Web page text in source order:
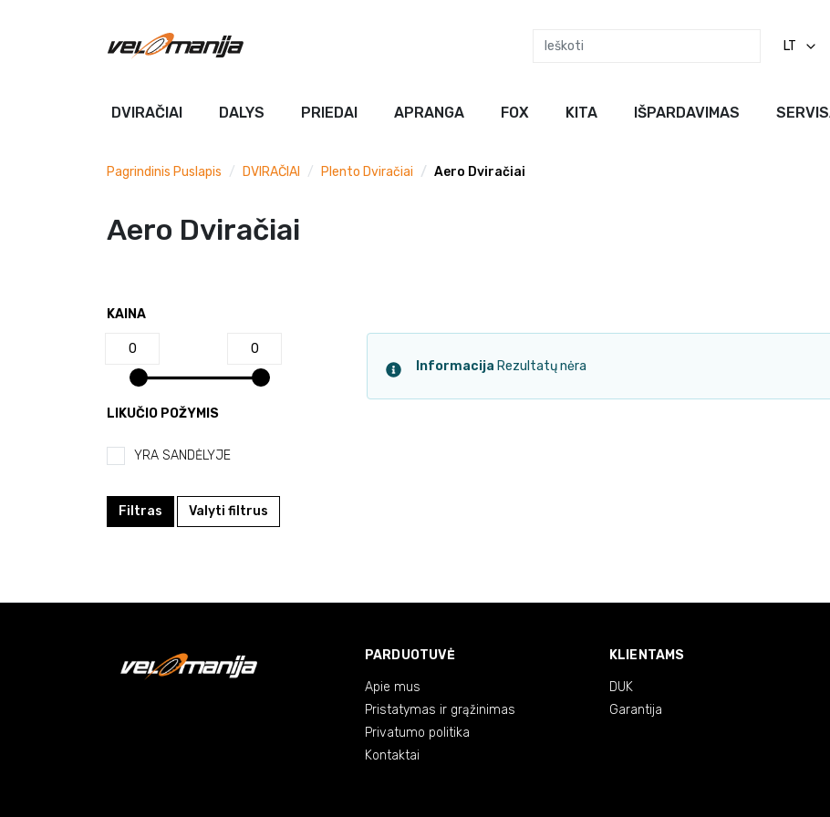
LT
DVIRAČIAI DALYS PRIEDAI APRANGA FOX KITA IŠPARDAVIMAS
Pagrindinis Puslapis DVIRAČIAI Plento Dviračiai Aero Dviračiai
Aero Dviračiai
KAINA
0 0
LIKUČIO POŽYMIS
YRA SANDĖLYJE
Filtras Valyti filtrus
Informacija Rezultatų nėra
PARDUOTUVĖ
Apie mus
Pristatymas ir grąžinimas
Privatumo politika
Kontaktai
KLIENTAMS
DUK
Garantija